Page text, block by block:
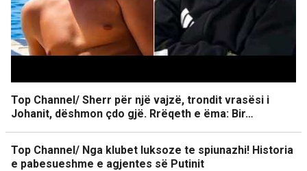
Top Channel/ Sherr për një vajzë, trondit vrasësi i
Johanit, dëshmon çdo gjë. Rrëqeth e ëma: Bir…
Top Channel/ Nga klubet luksoze te spiunazhi! Historia
e pabesueshme e agjentes së Putinit